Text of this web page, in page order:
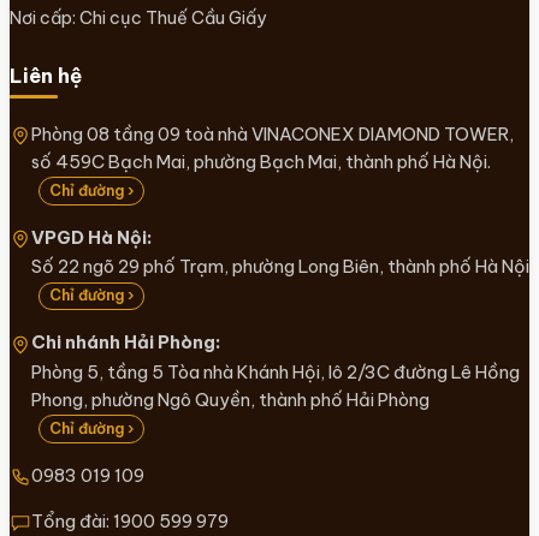
Nơi cấp: Chi cục Thuế Cầu Giấy
Liên hệ
Phòng 08 tầng 09 toà nhà VINACONEX DIAMOND TOWER,
số 459C Bạch Mai, phường Bạch Mai, thành phố Hà Nội.
Chỉ đường ›
VPGD Hà Nội:
Số 22 ngõ 29 phố Trạm, phường Long Biên, thành phố Hà Nội
Chỉ đường ›
Chi nhánh Hải Phòng:
Phòng 5, tầng 5 Tòa nhà Khánh Hội, lô 2/3C đường Lê Hồng
Phong, phường Ngô Quyền, thành phố Hải Phòng
Chỉ đường ›
0983 019 109
Tổng đài: 1900 599 979